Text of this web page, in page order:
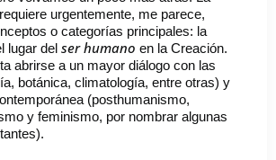
urgentemente, me parece,
o categorías principales: la
lugar del ser humano en la Creación.
abrirse a un mayor diálogo con las
botánica, climatología, entre otras) y
(posthumanismo,
y feminismo, por nombrar algunas